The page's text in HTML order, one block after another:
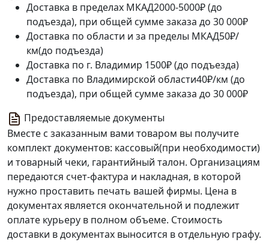
Доставка в пределах МКАД2000-5000₽ (до
подъезда), при общей сумме заказа до 30 000₽
Доставка по области и за пределы МКАД50₽/
км(до подъезда)
Доставка по г. Владимир 1500₽ (до подъезда)
Доставка по Владимирской области40₽/км (до
подъезда), при общей сумме заказа до 30 000₽
Предоставляемые документы
Вместе с заказанным вами товаром вы получите
комплект документов: кассовый(при необходимости)
и товарный чеки, гарантийный талон. Организациям
передаются счет-фактура и накладная, в которой
нужно проставить печать вашей фирмы. Цена в
документах является окончательной и подлежит
оплате курьеру в полном объеме. Стоимость
доставки в документах выносится в отдельную графу.